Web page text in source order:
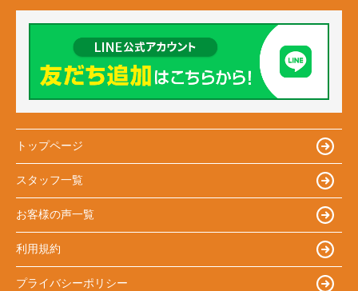
トップページ
スタッフ一覧
お客様の声一覧
利用規約
プライバシーポリシー